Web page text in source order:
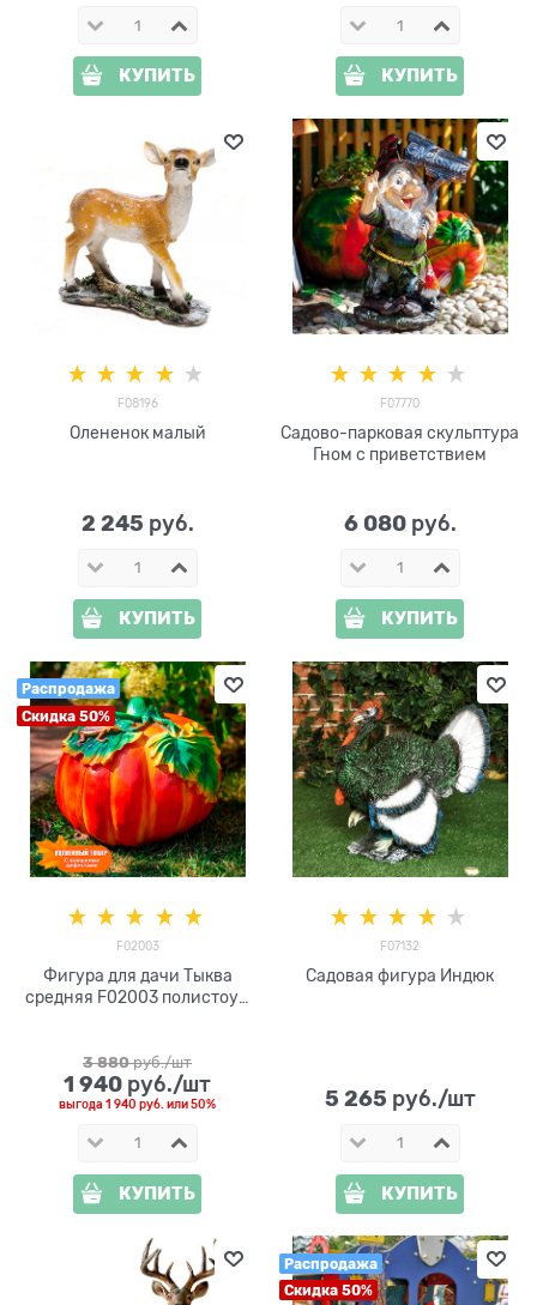
КУПИТЬ КУПИТЬ
F08196
Олененок малый
2 245 руб.
КУПИТЬ
F07770
Садово-парковая скульптура
Гном с приветствием
6 080 руб.
КУПИТЬ
Распродажа
Скидка 50%
F02003
Фигура для дачи Тыква
средняя F02003 полистоун
3 880 руб./шт
1 940 руб./шт
выгода 1 940 руб. или50%
КУПИТЬ
F07132
Садовая фигура Индюк
5 265 руб./шт
КУПИТЬ
Распродажа
Скидка 50%